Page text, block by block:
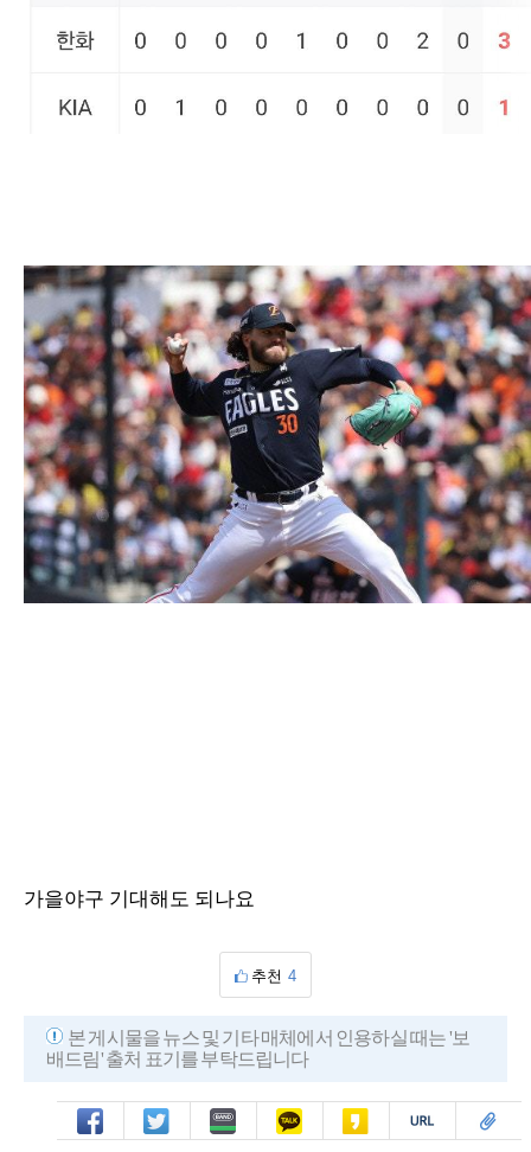
가을야구 기대해도 되나요
추천 4
본 게시물을 뉴스 및 기타 매체에서 인용하실 때는 '보
배드림' 출처 표기를 부탁드립니다
페북 트윗 밴드 카톡 카스 복사 스크랩